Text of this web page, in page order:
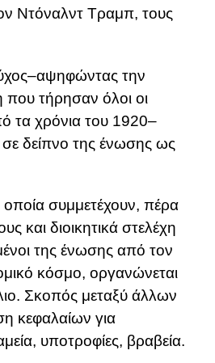
Ντόναλντ Τραμπ, τους
την
τήρησαν όλοι οι
τα χρόνια του 1920–
σε δείπνο της ένωσης ως
συμμετέχουν, πέρα
και διοικητικά στελέχη
της ένωσης από τον
κόσμο, οργανώνεται
Σκοπός μεταξύ άλλων
κεφαλαίων για
υποτροφίες, βραβεία.